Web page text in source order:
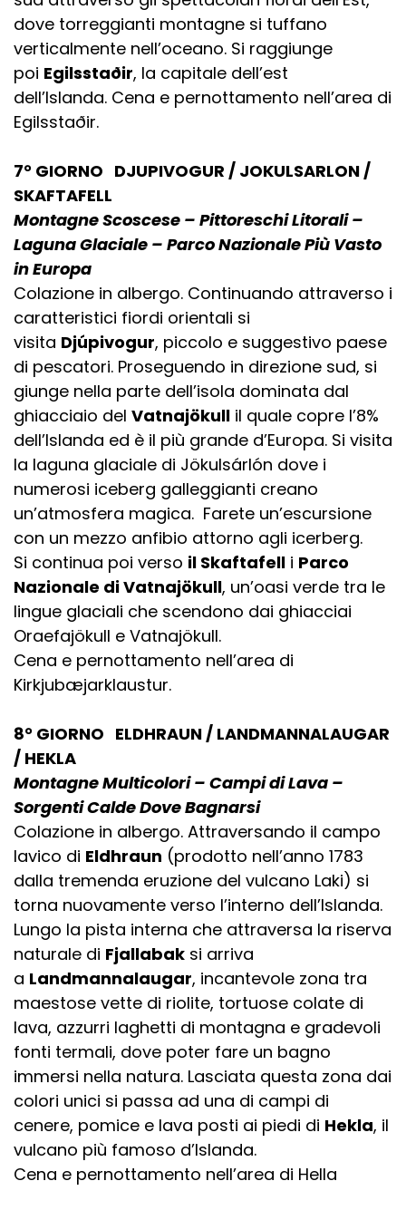
dove torreggianti montagne si tuffano
verticalmente nell’oceano. Si raggiunge
poi Egilsstaðir, la capitale dell’est
dell’Islanda. Cena e pernottamento nell’area di
Egilsstaðir.
7° GIORNO DJUPIVOGUR / JOKULSARLON /
SKAFTAFELL
Montagne Scoscese – Pittoreschi Litorali –
Laguna Glaciale – Parco Nazionale Più Vasto
in Europa
Colazione in albergo. Continuando attraverso i
caratteristici fiordi orientali si
visita Djúpivogur, piccolo e suggestivo paese
di pescatori. Proseguendo in direzione sud, si
giunge nella parte dell’isola dominata dal
ghiacciaio del Vatnajökull il quale copre l’8%
dell’Islanda ed è il più grande d’Europa. Si visita
la laguna glaciale di Jökulsárlón dove i
numerosi iceberg galleggianti creano
un’atmosfera magica. Farete un’escursione
con un mezzo anfibio attorno agli icerberg.
Si continua poi verso il Skaftafell i Parco
Nazionale di Vatnajökull, un’oasi verde tra le
lingue glaciali che scendono dai ghiacciai
Oraefajökull e Vatnajökull.
Cena e pernottamento nell’area di
Kirkjubæjarklaustur.
8° GIORNO ELDHRAUN / LANDMANNALAUGAR
/ HEKLA
Montagne Multicolori – Campi di Lava –
Sorgenti Calde Dove Bagnarsi
Colazione in albergo. Attraversando il campo
lavico di Eldhraun (prodotto nell’anno 1783
dalla tremenda eruzione del vulcano Laki) si
torna nuovamente verso l’interno dell’Islanda.
Lungo la pista interna che attraversa la riserva
naturale di Fjallabak si arriva
a Landmannalaugar, incantevole zona tra
maestose vette di riolite, tortuose colate di
lava, azzurri laghetti di montagna e gradevoli
fonti termali, dove poter fare un bagno
immersi nella natura. Lasciata questa zona dai
colori unici si passa ad una di campi di
cenere, pomice e lava posti ai piedi di Hekla, il
vulcano più famoso d’Islanda.
Cena e pernottamento nell’area di Hella